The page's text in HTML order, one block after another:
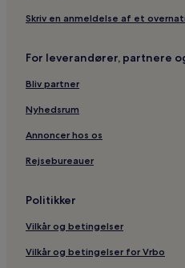
Skriv en anmeldelse af et
For leverandører, partnere
Bliv partner
Nyhedsrum
Annoncer hos os
Rejsebureauer
Politikker
Vilkår og betingelser
Vilkår og betingelser for Vrbo